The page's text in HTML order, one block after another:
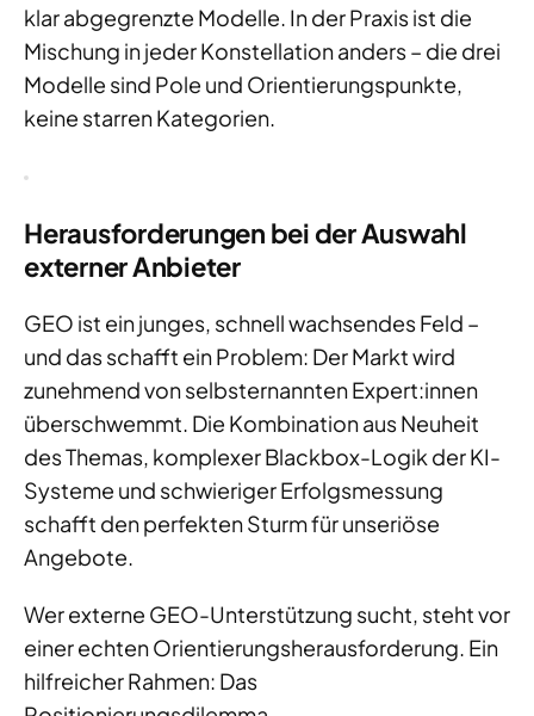
klar abgegrenzte Modelle. In der Praxis ist die
Mischung in jeder Konstellation anders – die drei
Modelle sind Pole und Orientierungspunkte,
keine starren Kategorien.
Herausforderungen bei der Auswahl
externer Anbieter
GEO ist ein junges, schnell wachsendes Feld –
und das schafft ein Problem: Der Markt wird
zunehmend von selbsternannten Expert:innen
überschwemmt. Die Kombination aus Neuheit
des Themas, komplexer Blackbox-Logik der KI-
Systeme und schwieriger Erfolgsmessung
schafft den perfekten Sturm für unseriöse
Angebote.
Wer externe GEO-Unterstützung sucht, steht vor
einer echten Orientierungsherausforderung. Ein
hilfreicher Rahmen: Das